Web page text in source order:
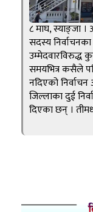
८ माघ, स्याङ्जा ।
सदस्य निर्वाचनका
उम्मेदवारविरुद्ध
समयभित्र कसैले
नदिएको
जिल्लाका दुई
दिएका छन् ।